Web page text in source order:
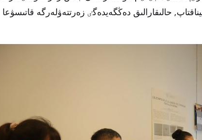
حالىقارالىق دەڭگەيدەگٸ زەرتتەۋلەرگە قاتىسۋعا